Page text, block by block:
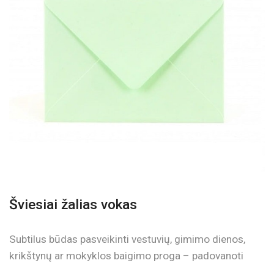
Šviesiai žalias vokas
Subtilus būdas pasveikinti vestuvių, gimimo dienos,
krikštynų ar mokyklos baigimo proga – padovanoti